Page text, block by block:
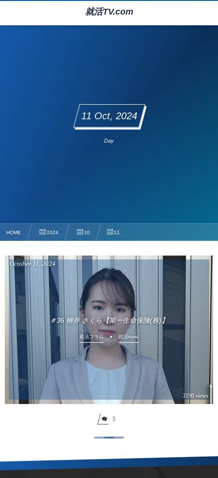
就活TV.com
11 Oct, 2024
Day
HOME 2024 10 11
＃36 柳井 さくら【第一生命保険(株)】
October 11 2024
就活コラム 就活now!
3190 views
5